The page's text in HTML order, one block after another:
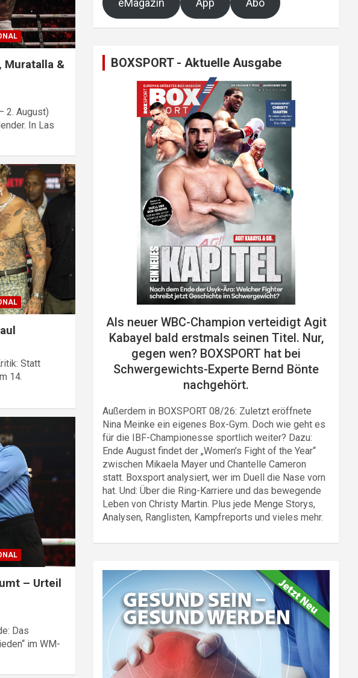
Muratalla &
2. August)
In Las
Statt
14.
– Urteil
Das
im WM-
eMagazin App Abo
BOXSPORT - Aktuelle Ausgabe
Als neuer WBC-Champion verteidigt Agit
Kabayel bald erstmals seinen Titel. Nur,
gegen wen? BOXSPORT hat bei
Schwergewichts-Experte Bernd Bönte
nachgehört.
Außerdem in BOXSPORT 08/26: Zuletzt eröffnete
Nina Meinke ein eigenes Box-Gym. Doch wie geht es
für die IBF-Championesse sportlich weiter? Dazu:
Ende August findet der „Women’s Fight of the Year“
zwischen Mikaela Mayer und Chantelle Cameron
statt. Boxsport analysiert, wer im Duell die Nase vorn
hat. Und: Über die Ring-Karriere und das bewegende
Leben von Christy Martin. Plus jede Menge Storys,
Analysen, Ranglisten, Kampfreports und vieles mehr.